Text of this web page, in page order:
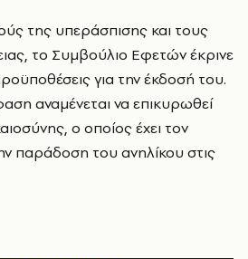
της υπεράσπισης και τους
το Συμβούλιο Εφετών έκρινε
για την έκδοσή του.
αναμένεται να επικυρωθεί
ο οποίος έχει τον
παράδοση του ανηλίκου στις